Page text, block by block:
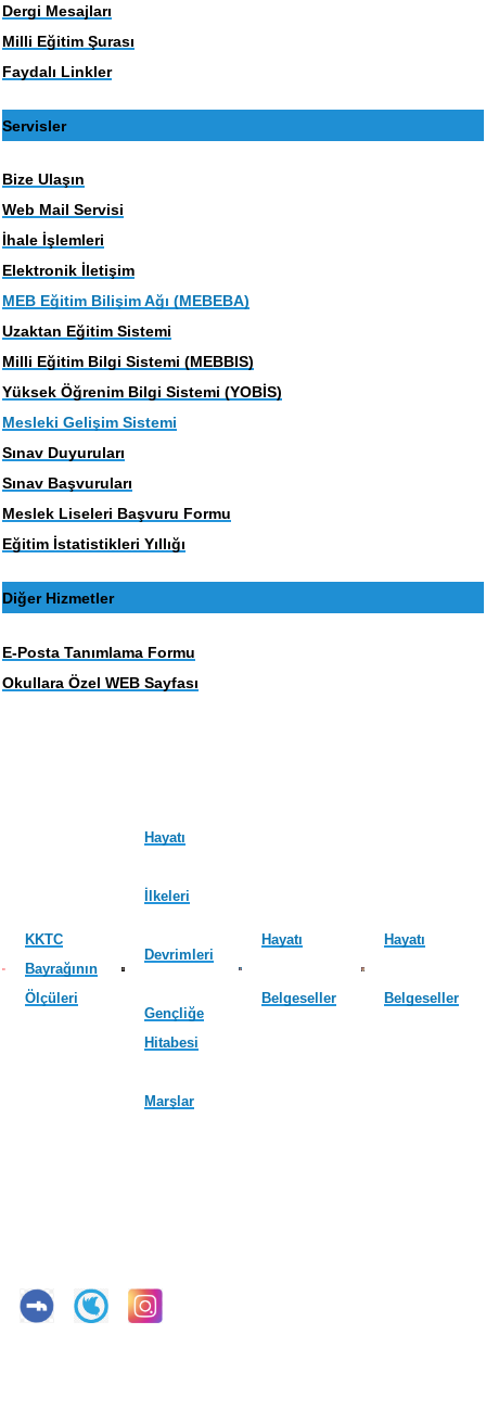
Dergi Mesajları
Milli Eğitim Şurası
Faydalı Linkler
Servisler
Bize Ulaşın
Web Mail Servisi
İhale İşlemleri
Elektronik İletişim
MEB Eğitim Bilişim Ağı (MEBEBA)
Uzaktan Eğitim Sistemi
Milli Eğitim Bilgi Sistemi (MEBBIS)
Yüksek Öğrenim Bilgi Sistemi (YOBİS)
Mesleki Gelişim Sistemi
Sınav Duyuruları
Sınav Başvuruları
Meslek Liseleri Başvuru Formu
Eğitim İstatistikleri Yıllığı
Diğer Hizmetler
E-Posta Tanımlama Formu
Okullara Özel WEB Sayfası
KKTC
Bayrağının
Ölçüleri
Hayatı
İlkeleri
Devrimleri
Gençliğe
Hitabesi
Marşlar
Hayatı
Belgeseller
Hayatı
Belgeseller